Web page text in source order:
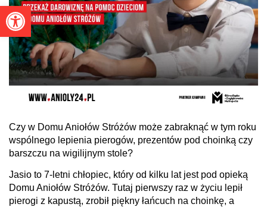
Otwórz pasek narzędzi
Czy w Domu Aniołów Stróżów może zabraknąć w tym roku
wspólnego lepienia pierogów, prezentów pod choinką czy
barszczu na wigilijnym stole?
Jasio to 7-letni chłopiec, który od kilku lat jest pod opieką
Domu Aniołów Stróżów. Tutaj pierwszy raz w życiu lepił
pierogi z kapustą, zrobił piękny łańcuch na choinkę, a